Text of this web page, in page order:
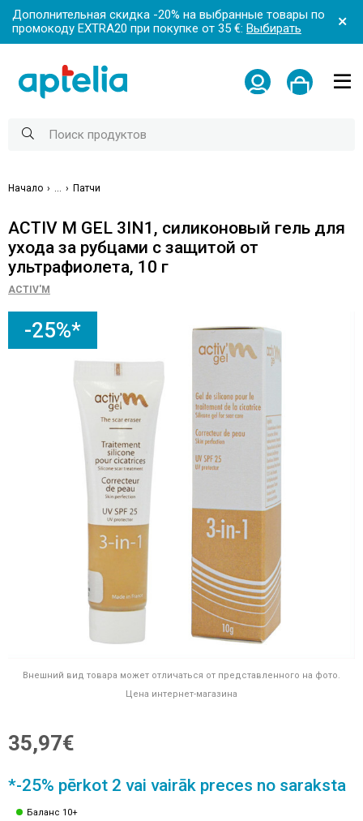
Дополнительная скидка -20% на выбранные товары по
промокоду EXTRA20 при покупке от 35 €: Выбирать
Начало Патчи
ACTIV M GEL 3IN1, силиконовый гель для
ухода за рубцами с защитой от
ультрафиолета, 10 г
ACTIV'M
-25%*
Внешний вид товара может отличаться от представленного на фото.
Цена интернет-магазина
35,97€
*-25% pērkot 2 vai vairāk preces no saraksta
Баланс 10+